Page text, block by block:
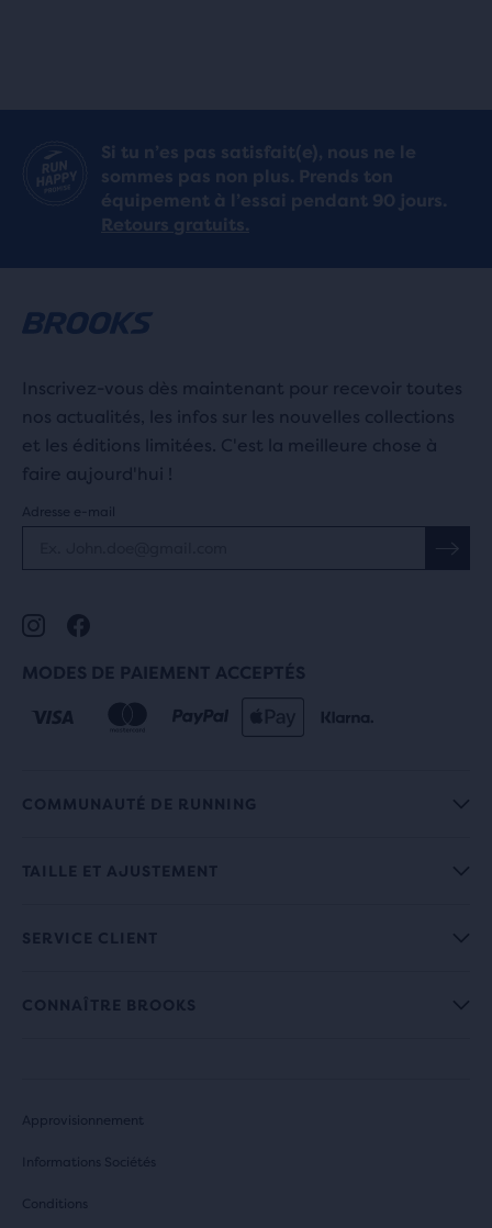
Si tu n’es pas satisfait(e), nous ne le
sommes pas non plus. Prends ton
équipement à l’essai pendant 90 jours.
Retours gratuits.
Inscrivez-vous dès maintenant pour recevoir toutes
nos actualités, les infos sur les nouvelles collections
et les éditions limitées. C'est la meilleure chose à
faire aujourd'hui !
Adresse e-mail
MODES DE PAIEMENT ACCEPTÉS
COMMUNAUTÉ DE RUNNING
TAILLE ET AJUSTEMENT
SERVICE CLIENT
CONNAÎTRE BROOKS
Approvisionnement
Informations Sociétés
Conditions